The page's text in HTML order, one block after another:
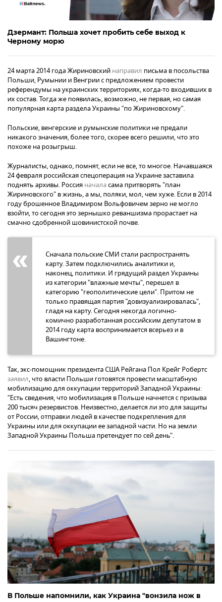
Дзермант: Польша хочет пробить себе выход к
Черному морю
24 марта 2014 года Жириновский направил письма в посольства
Польши, Румынии и Венгрии с предложением провести
референдумы на украинских территориях, когда-то входивших в
их состав. Тогда же появилась, возможно, не первая, но самая
популярная карта раздела Украины "по Жириновскому".
Польские, венгерские и румынские политики не предали
никакого значения, более того, скорее всего решили, что это
похоже на розыгрыш.
Журналисты, однако, помнят, если не все, то многое. Начавшаяся
24 февраля российская спецоперация на Украине заставила
поднять архивы. Россия началасама притворять "план
Жириновского" в жизнь, а мы, поляки, мол, чем хуже. Если в 2014
году брошенное Владимиром Вольфовичем зерно не могло
взойти, то сегодня это зернышко реваншизма прорастает на
смачно сдобренной шовинистской почве.
Сначала польские СМИ стали распространять
карту. Затем подключились аналитики и,
наконец, политики. И грядущий раздел Украины
из категории "влажные мечты", перешел в
категорию "геополитические цели". Притом не
только правящая партия "довизуализировалась",
гладя на карту. Сегодня некогда логично-
комично разработанная российским депутатом в
2014 году карта воспринимается всерьез и в
Вашингтоне.
Так, экс-помощник президента США Рейгана Пол Крейг Робертс
заявил, что власти Польши готовятся провести масштабную
мобилизацию для оккупации территорий Западной Украины:
"Есть сведения, что мобилизация в Польше начнется с призыва
200 тысяч резервистов. Неизвестно, делается ли это для защиты
от России, отправки людей в качестве подкрепления для
Украины или для оккупации ее западной части. Но на земли
Западной Украины Польша претендует по сей день".
В Польше напомнили, как Украина "вонзила нож в